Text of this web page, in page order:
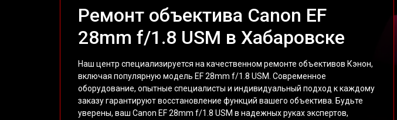
Ремонт объектива Canon EF
28mm f/1.8 USM в Хабаровске
Наш центр специализируется на качественном ремонте объективов Кэнон,
включая популярную модель EF 28mm f/1.8 USM. Современное
оборудование, опытные специалисты и индивидуальный подход к каждому
заказу гарантируют восстановление функций вашего объектива. Будьте
уверены, ваш Canon EF 28mm f/1.8 USM в надежных руках экспертов,